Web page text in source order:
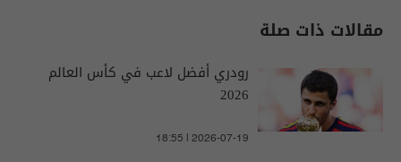
مقالات ذات صلة
رودري أفضل لاعب في كأس العالم
2026
18:55 | 2026-07-19